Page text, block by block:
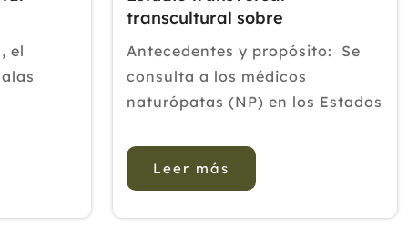
el
una
transcultural sobre
naturopatia
Antecedentes y propósito: Se
consulta a los médicos
naturópatas (NP) en los Estados
para la prevención y el manejo
de una variedad de condiciones
Leer más